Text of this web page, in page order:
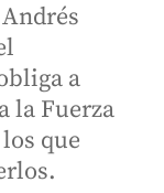
a
la Fuerza
que